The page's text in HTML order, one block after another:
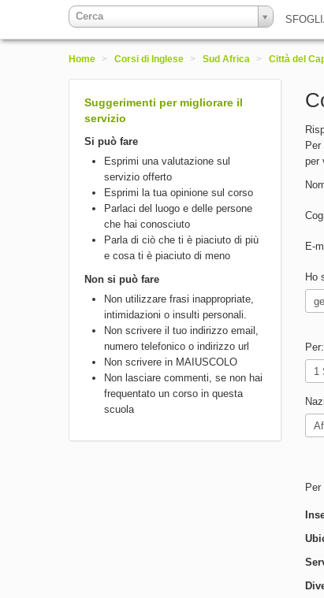
Cerca
Home > Corsi di Inglese > Sud Africa > Città del
Suggerimenti per migliorare il
servizio
Si può fare
Esprimi una valutazione sul
servizio offerto
Esprimi la tua opinione sul corso
Parlaci del luogo e delle persone
che hai conosciuto
Parla di ciò che ti è piaciuto di più
e cosa ti è piaciuto di meno
Non si può fare
Non utilizzare frasi inappropriate,
intimidazioni o insulti personali.
Non scrivere il tuo indirizzo email,
numero telefonico o indirizzo url
Non scrivere in MAIUSCOLO
Non lasciare commenti, se non hai
frequentato un corso in questa
scuola
per
E-
Ho
Per: